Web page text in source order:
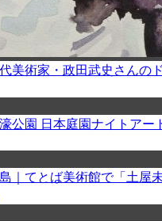
美術家・政田武史さんの
公園 日本庭園ナイトアー
｜てとば美術館で「土屋